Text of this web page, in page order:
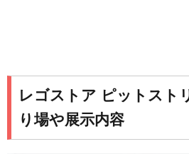
レゴストア ピットスト
り場や展示内容